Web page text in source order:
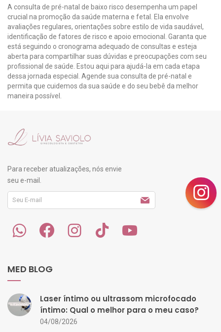
A consulta de pré-natal de baixo risco desempenha um papel
crucial na promoção da saúde materna e fetal. Ela envolve
avaliações regulares, orientações sobre estilo de vida saudável,
identificação de fatores de risco e apoio emocional. Garanta que
está seguindo o cronograma adequado de consultas e esteja
aberta para compartilhar suas dúvidas e preocupações com seu
profissional de saúde. Estou aqui para ajudá-la em cada etapa
dessa jornada especial. Agende sua consulta de pré-natal e
permita que cuidemos da sua saúde e do seu bebê da melhor
maneira possível.
Para receber atualizações, nós envie
seu e-mail.
MED BLOG
Laser íntimo ou ultrassom microfocado
íntimo: Qual o melhor para o meu caso?
04/08/2026